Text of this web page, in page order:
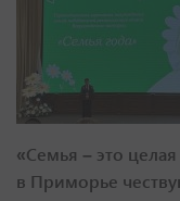
«Семья – это
в Приморье